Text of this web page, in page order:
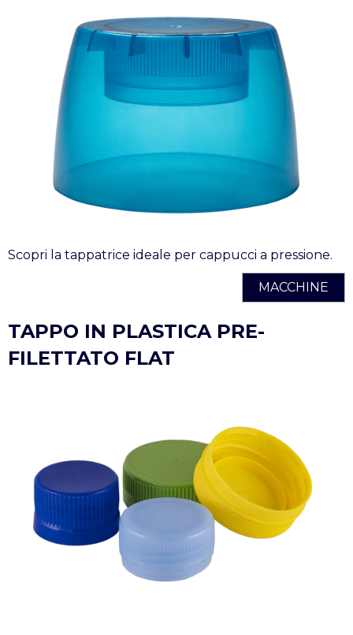
Scopri la tappatrice ideale per cappucci a pressione.
MACCHINE
TAPPO IN PLASTICA PRE-
FILETTATO FLAT